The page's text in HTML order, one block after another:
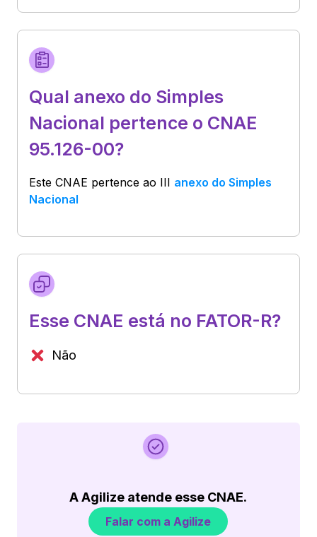
Qual anexo do Simples
Nacional pertence o CNAE
95.126-00?
Este CNAE pertence ao III anexo do Simples
Nacional
Esse CNAE está no FATOR-R?
Não
A Agilize atende esse CNAE.
Falar com a Agilize